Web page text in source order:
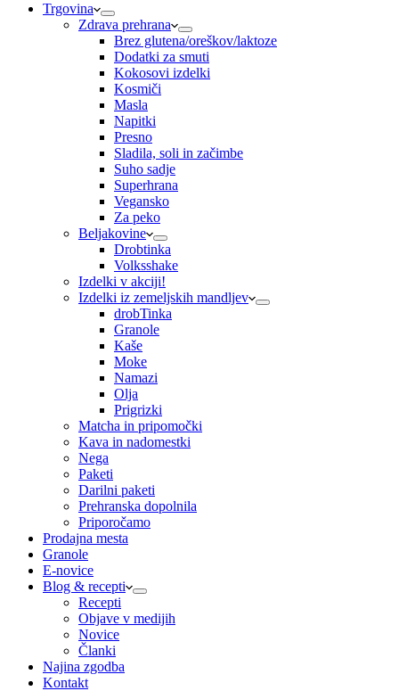
Trgovina
Zdrava prehrana
Brez glutena/oreškov/laktoze
Dodatki za smuti
Kokosovi izdelki
Kosmiči
Masla
Napitki
Presno
Sladila, soli in začimbe
Suho sadje
Superhrana
Vegansko
Za peko
Beljakovine
Drobtinka
Volksshake
Izdelki v akciji!
Izdelki iz zemeljskih mandljev
drobTinka
Granole
Kaše
Moke
Namazi
Olja
Prigrizki
Matcha in pripomočki
Kava in nadomestki
Nega
Paketi
Darilni paketi
Prehranska dopolnila
Priporočamo
Prodajna mesta
Granole
E-novice
Blog & recepti
Recepti
Objave v medijih
Novice
Članki
Najina zgodba
Kontakt